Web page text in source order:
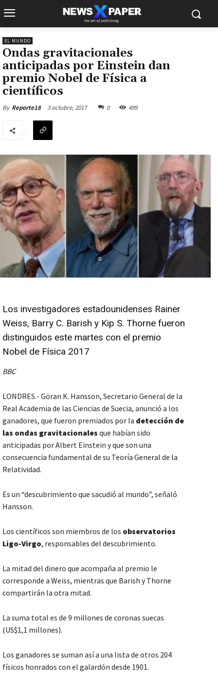
EL MUNDO
Ondas gravitacionales
anticipadas por Einstein dan
premio Nobel de Física a
científicos
By Reporte18 3 octubre, 2017 0 499
Los investigadores estadounidenses Rainer
Weiss, Barry C. Barish y Kip S. Thorne fueron
distinguidos este martes con el premio
Nobel de Física 2017
BBC
LONDRES.- Göran K. Hansson, Secretario General de la
Real Academia de las Ciencias de Suecia, anunció a los
ganadores, que fueron premiados por la detección de
las ondas gravitacionales que habían sido
anticipadas por Albert Einstein y que son una
consecuencia fundamental de su Teoría General de la
Relatividad.
Es un “descubrimiento que sacudió al mundo”, señaló
Hansson.
Los científicos son miembros de los observatorios
Ligo-Virgo, responsables del descubrimiento.
La mitad del dinero que acompaña al premio le
corresponde a Weiss, mientras que Barish y Thorne
compartirán la otra mitad.
La suma total es de 9 millones de coronas suecas
(US$1,1 millones).
Los ganadores se suman así a una lista de otros 204
físicos honrados con el galardón desde 1901.